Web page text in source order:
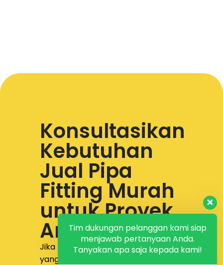
Konsultasikan
Kebutuhan
Jual Pipa
Fitting Murah
untuk Proyek
Anda
Jika Anda sedang mencari supplier
yang menyediakan
Tim dukungan pelanggan kami siap
menjawab pertanyaan Anda.
Tanyakan apa saja kepada kami!